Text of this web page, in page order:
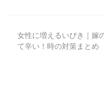
女性に増えるいびき｜嫁
て辛い！時の対策まとめ